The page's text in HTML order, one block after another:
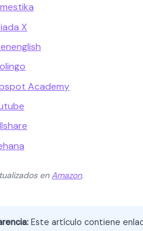
X
Academy
enAmazon.
Este artículo contiene